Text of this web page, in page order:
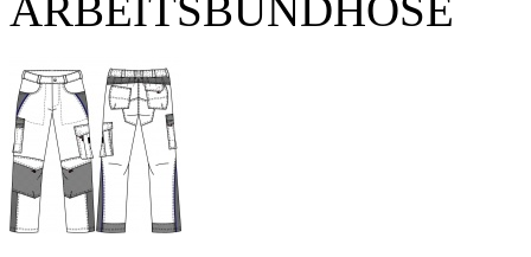
ARBEITSBUNDHOSE